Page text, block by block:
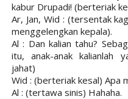
kabur Drupadi! (berteriak
Ar, Jan, Wid : (tersentak
menggelengkan kepala).
Al : Dan kalian tahu?
itu, anak-anak kalianlah
jahat)
Wid : (berteriak kesal) Apa
Al : (tertawa sinis) Hahaha.